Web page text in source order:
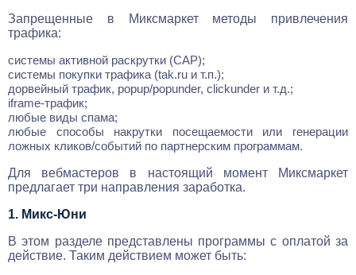
Запрещенные в Миксмаркет методы привлечения
трафика:
системы активной раскрутки (САР);
системы покупки трафика (tak.ru и т.п.);
дорвейный трафик, popup/popunder, clickunder и т.д.;
iframe-трафик;
любые виды спама;
любые способы накрутки посещаемости или генерации
ложных кликов/событий по партнерским программам.
Для вебмастеров в настоящий момент Миксмаркет
предлагает три направления заработка.
1. Микс-Юни
В этом разделе представлены программы с оплатой за
действие. Таким действием может быть: